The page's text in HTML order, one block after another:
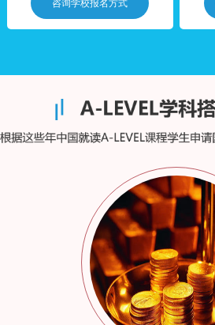
咨询学校报名方式